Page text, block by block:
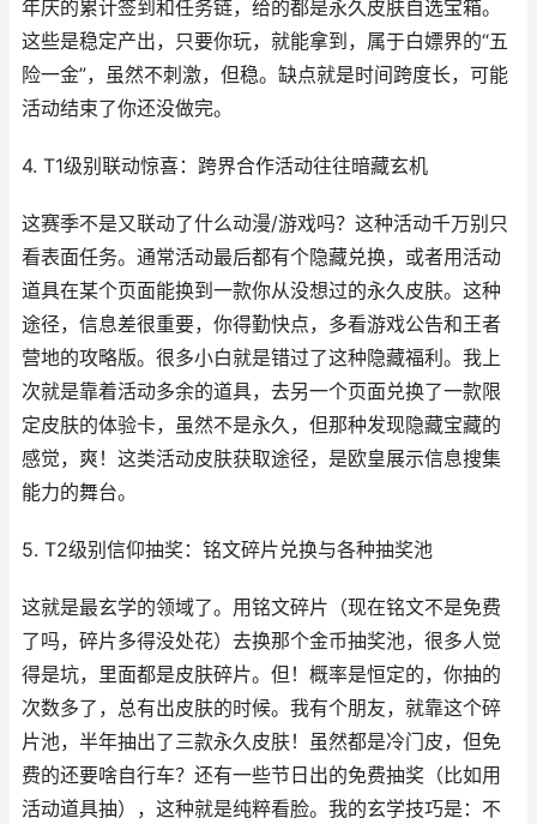
年庆的累计签到和任务链，给的都是永久皮肤自选宝箱。
这些是稳定产出，只要你玩，就能拿到，属于白嫖界的“五
险一金”，虽然不刺激，但稳。缺点就是时间跨度长，可能
活动结束了你还没做完。
4. T1级别联动惊喜：跨界合作活动往往暗藏玄机
这赛季不是又联动了什么动漫/游戏吗？这种活动千万别只
看表面任务。通常活动最后都有个隐藏兑换，或者用活动
道具在某个页面能换到一款你从没想过的永久皮肤。这种
途径，信息差很重要，你得勤快点，多看游戏公告和王者
营地的攻略版。很多小白就是错过了这种隐藏福利。我上
次就是靠着活动多余的道具，去另一个页面兑换了一款限
定皮肤的体验卡，虽然不是永久，但那种发现隐藏宝藏的
感觉，爽！这类活动皮肤获取途径，是欧皇展示信息搜集
能力的舞台。
5. T2级别信仰抽奖：铭文碎片兑换与各种抽奖池
这就是最玄学的领域了。用铭文碎片（现在铭文不是免费
了吗，碎片多得没处花）去换那个金币抽奖池，很多人觉
得是坑，里面都是皮肤碎片。但！概率是恒定的，你抽的
次数多了，总有出皮肤的时候。我有个朋友，就靠这个碎
片池，半年抽出了三款永久皮肤！虽然都是冷门皮，但免
费的还要啥自行车？还有一些节日出的免费抽奖（比如用
活动道具抽），这种就是纯粹看脸。我的玄学技巧是：不